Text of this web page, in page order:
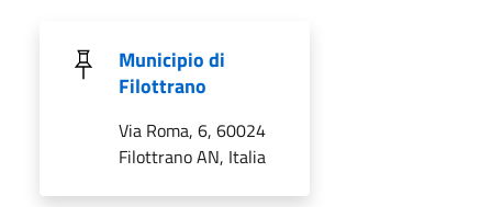
Municipio di
Filottrano
Via Roma, 6, 60024
Filottrano AN, Italia